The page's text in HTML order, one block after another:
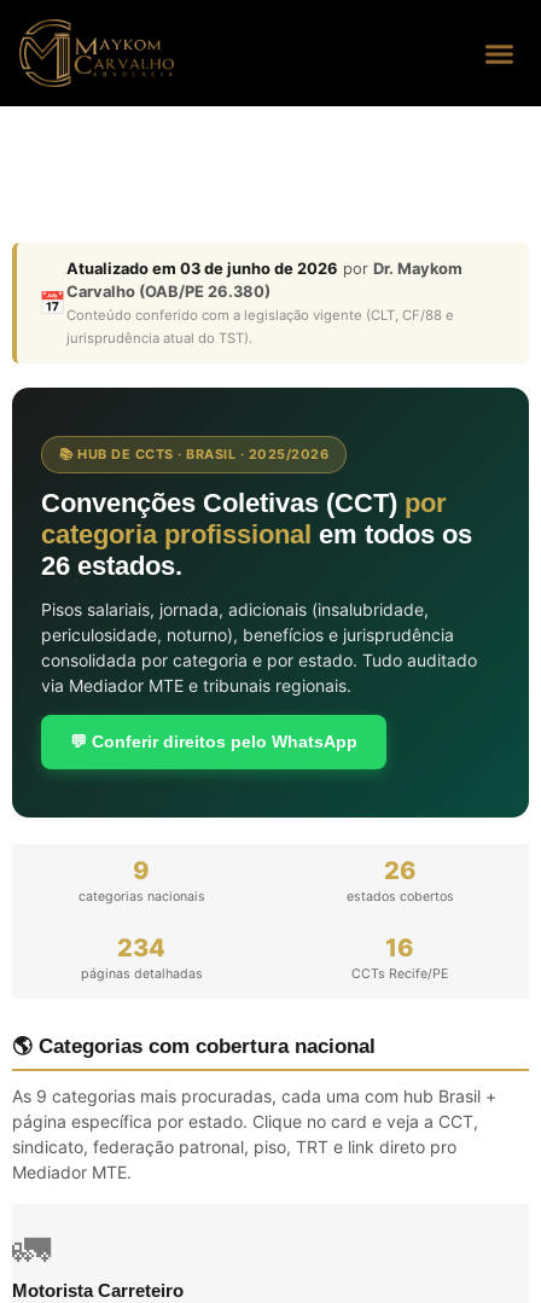
📅
Atualizado em 03 de junho de 2026 por Dr. Maykom
Carvalho (OAB/PE 26.380)
Conteúdo conferido com a legislação vigente (CLT, CF/88 e
jurisprudência atual do TST).
📚 HUB DE CCTS · BRASIL · 2025/2026
Convenções Coletivas (CCT) por
categoria profissional em todos os
26 estados.
Pisos salariais, jornada, adicionais (insalubridade,
periculosidade, noturno), benefícios e jurisprudência
consolidada por categoria e por estado. Tudo auditado
via Mediador MTE e tribunais regionais.
💬 Conferir direitos pelo WhatsApp
9
categorias nacionais
26
estados cobertos
234
páginas detalhadas
16
CCTs Recife/PE
🌎 Categorias com cobertura nacional
As 9 categorias mais procuradas, cada uma com hub Brasil +
página específica por estado. Clique no card e veja a CCT,
sindicato, federação patronal, piso, TRT e link direto pro
Mediador MTE.
🚛
Motorista Carreteiro